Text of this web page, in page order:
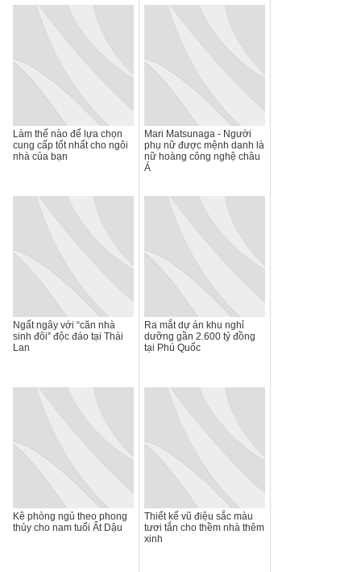
Làm thế nào để lựa chọn
cung cấp tốt nhất cho ngôi
nhà của bạn
Mari Matsunaga - Người
phụ nữ được mệnh danh là
nữ hoàng công nghệ châu
Á
Ngất ngây với “căn nhà
sinh đôi” độc đáo tại Thái
Lan
Ra mắt dự án khu nghỉ
dưỡng gần 2.600 tỷ đồng
tại Phú Quốc
Kê phòng ngủ theo phong
thủy cho nam tuổi Ất Dậu
Thiết kế vũ điệu sắc màu
tươi tắn cho thềm nhà thêm
xinh